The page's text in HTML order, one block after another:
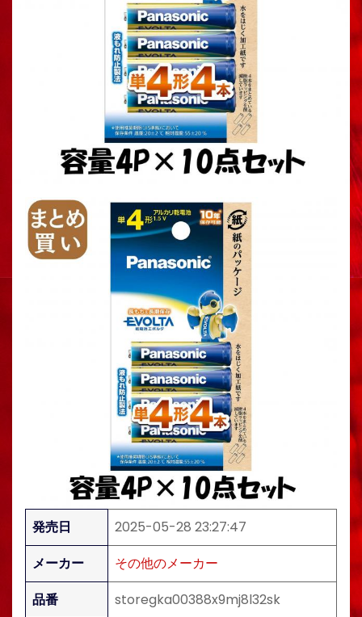
発売日
2025-05-28 23:27:47
メーカー
その他のメーカー
品番
storegka00388x9mj8l32sk